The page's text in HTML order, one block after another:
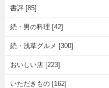
書評 [85]
続・男の料理 [42]
続・浅草グルメ [300]
おいしい店 [223]
いただきもの [162]